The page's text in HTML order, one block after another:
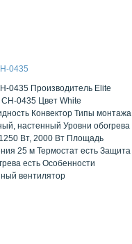
0435
0435 Производитель Elite
0435 Цвет White
Конвектор Типы монтажа
настенный Уровни обогрева
Вт, 2000 Вт Площадь
25 м Термостат есть Защита
есть Особенности
вентилятор